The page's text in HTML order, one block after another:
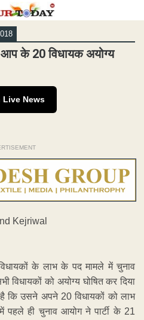
के 20 विधायक अयोग्य
Live News
के लाभ के पद मामले में चुनाव
को अयोग्य घोषित कर दिया
कि उसने अपने 20 ‌विधायकों को लाभ
ही चुनाव आयोग ने पार्टी के 21